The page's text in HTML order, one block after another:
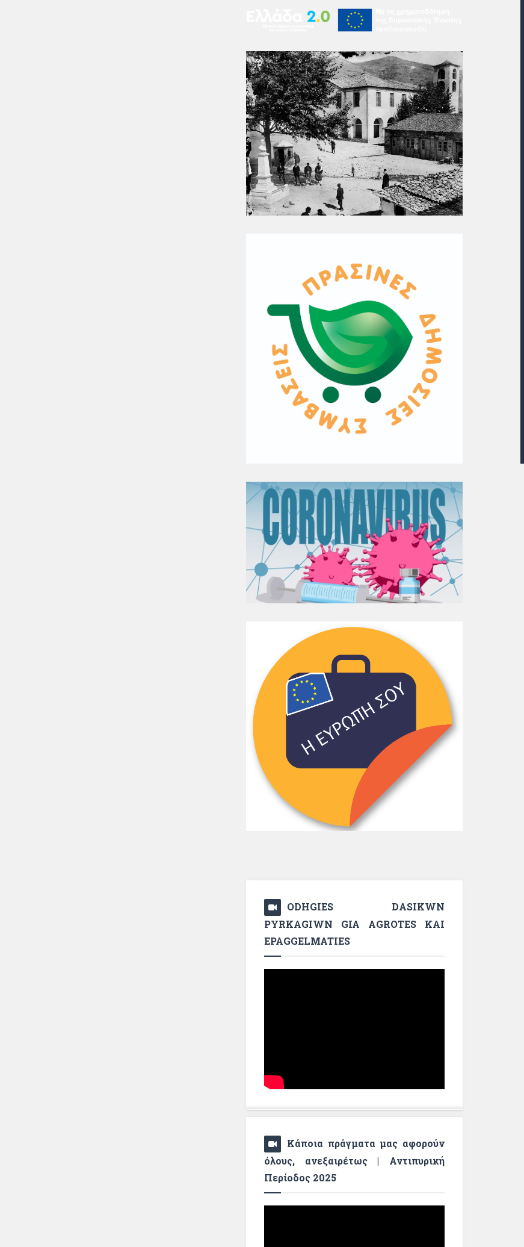
ODHGIES DASIKWN
PYRKAGIWN GIA AGROTES KAI
EPAGGELMATIES
Κάποια πράγματα μας αφορούν
όλους, ανεξαιρέτως | Αντιπυρική
Περίοδος 2025